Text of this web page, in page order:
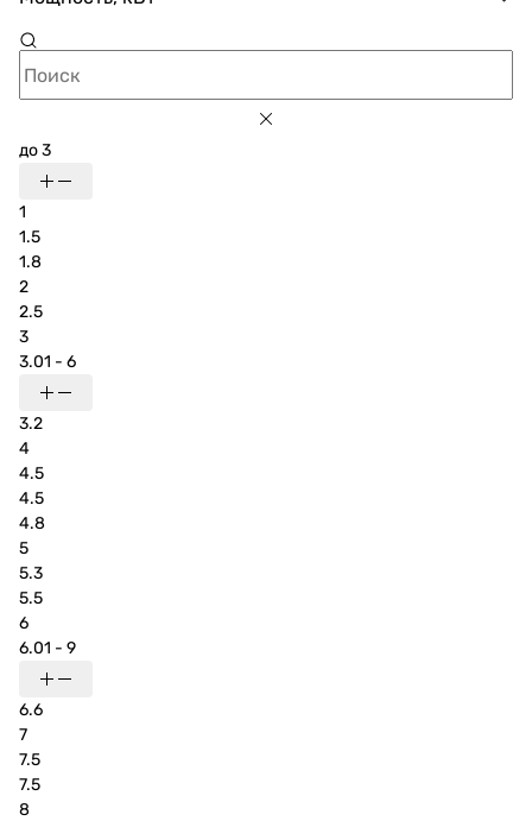
до 3
1
1.5
1.8
2
2.5
3
3.01 - 6
3.2
4
4.5
4.5
4.8
5
5.3
5.5
6
6.01 - 9
6.6
7
7.5
7.5
8